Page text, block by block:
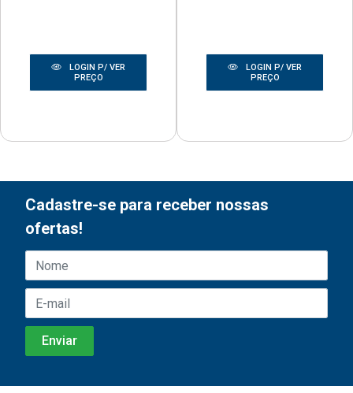
LOGIN P/ VER
PREÇO
LOGIN P/ VER
PREÇO
Cadastre-se para receber nossas
ofertas!